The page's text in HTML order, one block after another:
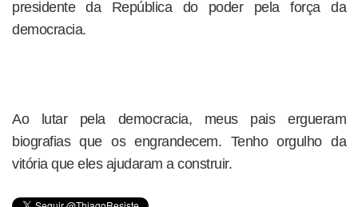
presidente da República do poder pela força da
democracia.
Ao lutar pela democracia, meus pais ergueram
biografias que os engrandecem. Tenho orgulho da
vitória que eles ajudaram a construir.